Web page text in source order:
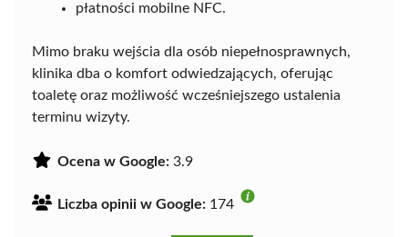
płatności mobilne NFC.
Mimo braku wejścia dla osób niepełnosprawnych,
klinika dba o komfort odwiedzających, oferując
toaletę oraz możliwość wcześniejszego ustalenia
terminu wizyty.
Ocena w Google: 3.9
Liczba opinii w Google: 174